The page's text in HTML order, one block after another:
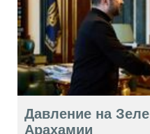
Давление на
Арахамии